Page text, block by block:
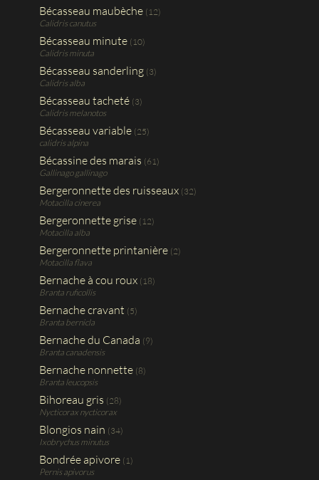
Bécasseau maubèche (12)
Calidris canutus
Bécasseau minute (10)
Calidris minuta
Bécasseau sanderling (3)
Calidris alba
Bécasseau tacheté (3)
Calidris melanotos
Bécasseau variable (25)
calidris alpina
Bécassine des marais (61)
Gallinago gallinago
Bergeronnette des ruisseaux (32)
Motacilla cinerea
Bergeronnette grise (12)
Motacilla alba
Bergeronnette printanière (2)
Motacilla flava
Bernache à cou roux (18)
Branta ruficollis
Bernache cravant (5)
Branta bernicla
Bernache du Canada (9)
Branta canadensis
Bernache nonnette (8)
Branta leucopsis
Bihoreau gris (28)
Nycticorax nycticorax
Blongios nain (34)
Ixobrychus minutus
Bondrée apivore (1)
Pernis apivorus